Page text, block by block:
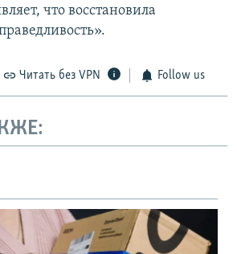
что восстановила
Читать без VPN Follow us